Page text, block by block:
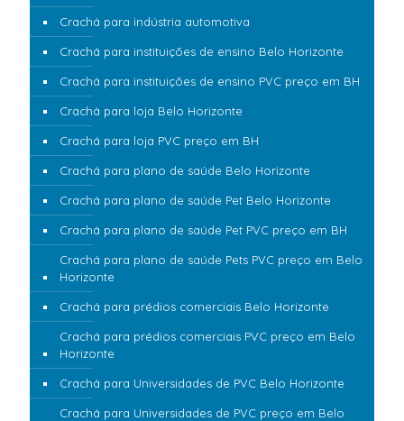
Crachá para indústria automotiva
Crachá para instituições de ensino Belo Horizonte
Crachá para instituições de ensino PVC preço em BH
Crachá para loja Belo Horizonte
Crachá para loja PVC preço em BH
Crachá para plano de saúde Belo Horizonte
Crachá para plano de saúde Pet Belo Horizonte
Crachá para plano de saúde Pet PVC preço em BH
Crachá para plano de saúde Pets PVC preço em Belo
Horizonte
Crachá para prédios comerciais Belo Horizonte
Crachá para prédios comerciais PVC preço em Belo
Horizonte
Crachá para Universidades de PVC Belo Horizonte
Crachá para Universidades de PVC preço em Belo